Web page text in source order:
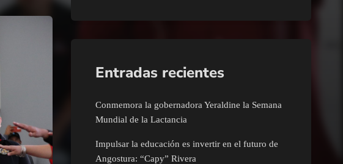
Entradas recientes
Conmemora la gobernadora Yeraldine la Semana
Mundial de la Lactancia
Impulsar la educación es invertir en el futuro de
Angostura: “Capy” Rivera